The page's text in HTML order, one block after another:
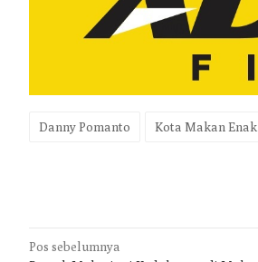
Danny Pomanto Kota Makan Enak
Navigasi
Pos sebelumnya